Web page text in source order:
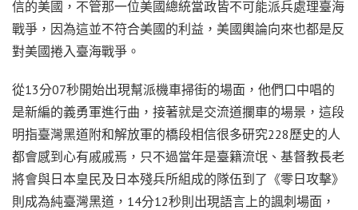
信的美國，不管那一位美國總統當政皆不可能派兵處理臺海
戰爭，因為這並不符合美國的利益，美國輿論向來也都是反
對美國捲入臺海戰爭。
從13分07秒開始出現幫派機車掃街的場面，他們口中唱的
是新編的義勇軍進行曲，接著就是交流道攔車的場景，這段
明指臺灣黑道附和解放軍的橋段相信很多研究228歷史的人
都會感到心有戚戚焉，只不過當年是臺籍流氓、基督教長老
將會與日本皇民及日本殘兵所組成的隊伍到了《零日攻擊》
則成為純臺灣黑道，14分12秒則出現語言上的諷刺場面，